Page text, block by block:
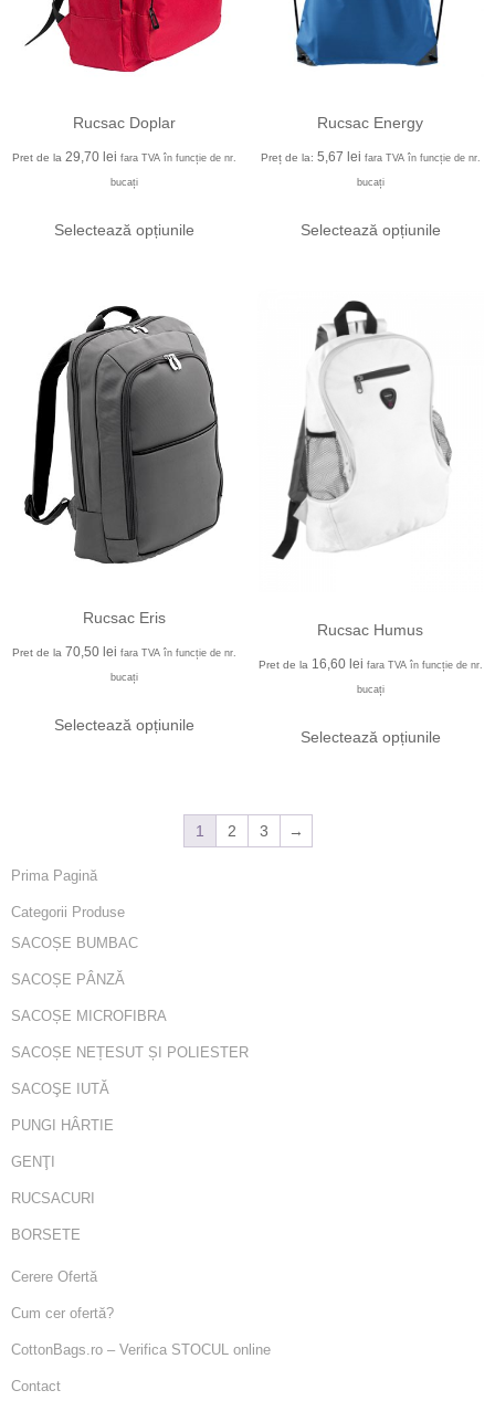
Rucsac Doplar
Pret de la 29,70lei fara TVA în funcție de nr.
bucați
Selectează opțiunile
Rucsac Energy
Preț de la: 5,67 lei fara TVA în funcție de nr.
bucați
Selectează opțiunile
Rucsac Eris
Pret de la 70,50 lei fara TVA în funcție de nr.
bucați
Selectează opțiunile
Rucsac Humus
Pret de la 16,60 lei fara TVA în funcție de nr.
bucați
Selectează opțiunile
1 2 3 →
Prima Pagină
Categorii Produse
SACOȘE BUMBAC
SACOȘE PÂNZĂ
SACOȘE MICROFIBRA
SACOȘE NEȚESUT ȘI POLIESTER
SACOŞE IUTĂ
PUNGI HÂRTIE
GENŢI
RUCSACURI
BORSETE
Cerere Ofertă
Cum cer ofertă?
CottonBags.ro – Verifica STOCUL online
Contact